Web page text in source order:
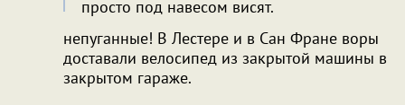
просто под навесом висят.
непуганные! В Лестере и в Сан Фране воры
доставали велосипед из закрытой машины в
закрытом гараже.